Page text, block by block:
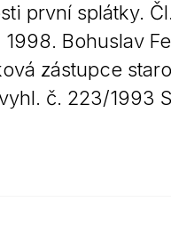
první splátky.
Bohuslav
zástupce
5 vyhl. č. 223/1993